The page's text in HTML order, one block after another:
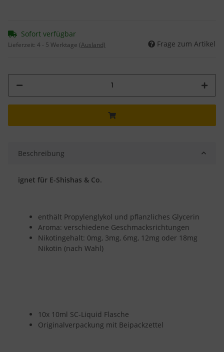
Sofort verfügbar
Lieferzeit: 4 - 5 Werktage (Ausland) Frage zum Artikel
Beschreibung
ignet für E-Shishas & Co.
enthält Propylenglykol und pflanzliches Glycerin
Aroma: verschiedene Geschmacksrichtungen
Nikotingehalt: 0mg, 3mg, 6mg, 12mg oder 18mg
Nikotin (nach Wahl)
10x 10ml SC-Liquid Flasche
Originalverpackung mit Beipackzettel